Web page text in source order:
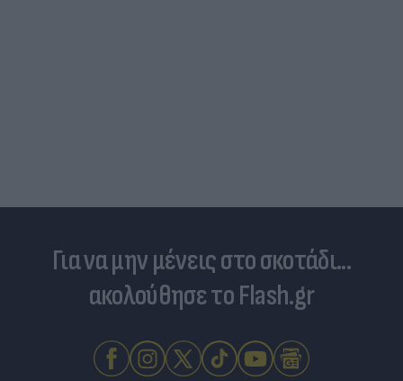
Για να μην μένεις στο σκοτάδι...
ακολούθησε το Flash.gr